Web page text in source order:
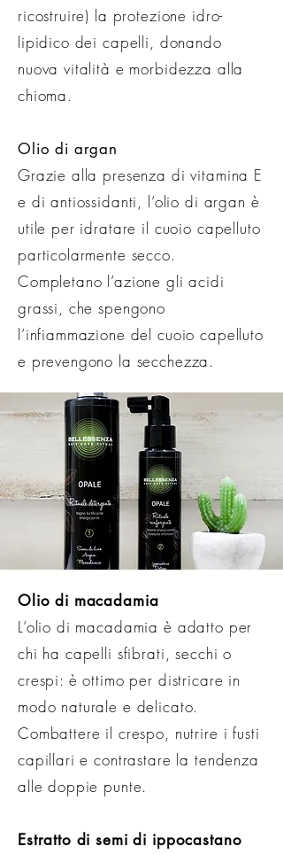
ricostruire) la protezione idro-
lipidico dei capelli, donando
nuova vitalità e morbidezza alla
chioma.
Olio di argan
Grazie alla presenza di vitamina E
e di antiossidanti, l’olio di argan è
utile per idratare il cuoio capelluto
particolarmente secco.
Completano l’azione gli acidi
grassi, che spengono
l’infiammazione del cuoio capelluto
e prevengono la secchezza.
Olio di macadamia
L’olio di macadamia è adatto per
chi ha capelli sfibrati, secchi o
crespi: è ottimo per districare in
modo naturale e delicato.
Combattere il crespo, nutrire i fusti
capillari e contrastare la tendenza
alle doppie punte.
Estratto di semi di ippocastano